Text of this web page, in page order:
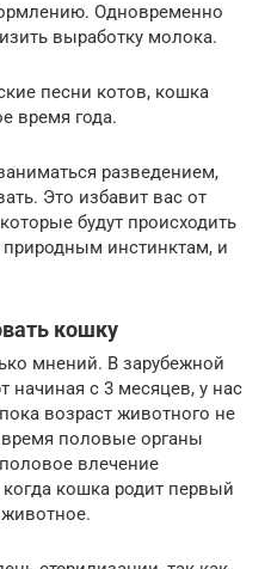
Одновременно
выработку молока.
песни котов, кошка
время года.
разведением,
Это избавит вас от
будут происходить
природным инстинктам, и
кошку
мнений. В зарубежной
начиная с 3 месяцев, у нас
возраст животного не
время половые органы
влечение
когда кошка родит первый